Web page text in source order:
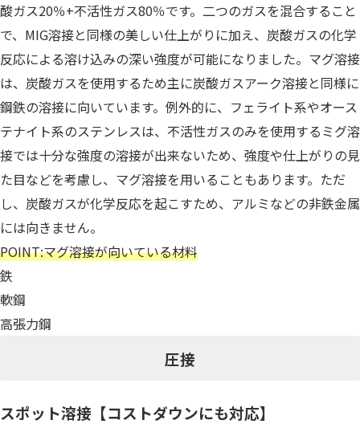
酸ガス20％+不活性ガス80％です。二つのガスを混合すること
で、MIG溶接と同様の美しい仕上がりに加え、炭酸ガスの化学
反応による溶け込みの深い強度が可能になりました。マグ溶接
は、炭酸ガスを使用するため主に炭酸ガスアーク溶接と同様に
鋼鉄の溶接に向いています。例外的に、フェライト系やオース
テナイト系のステンレスは、不活性ガスのみを使用するミグ溶
接では十分な強度の溶接が出来ないため、強度や仕上がりの見
た目などを考慮し、マグ溶接を用いることもあります。ただ
し、炭酸ガスが化学反応を起こすため、アルミなどの非鉄金属
には向きません。
POINT:マグ溶接が向いている材料
鉄
軟鋼
高張力鋼
圧接
スポット溶接【コストダウンにも対応】